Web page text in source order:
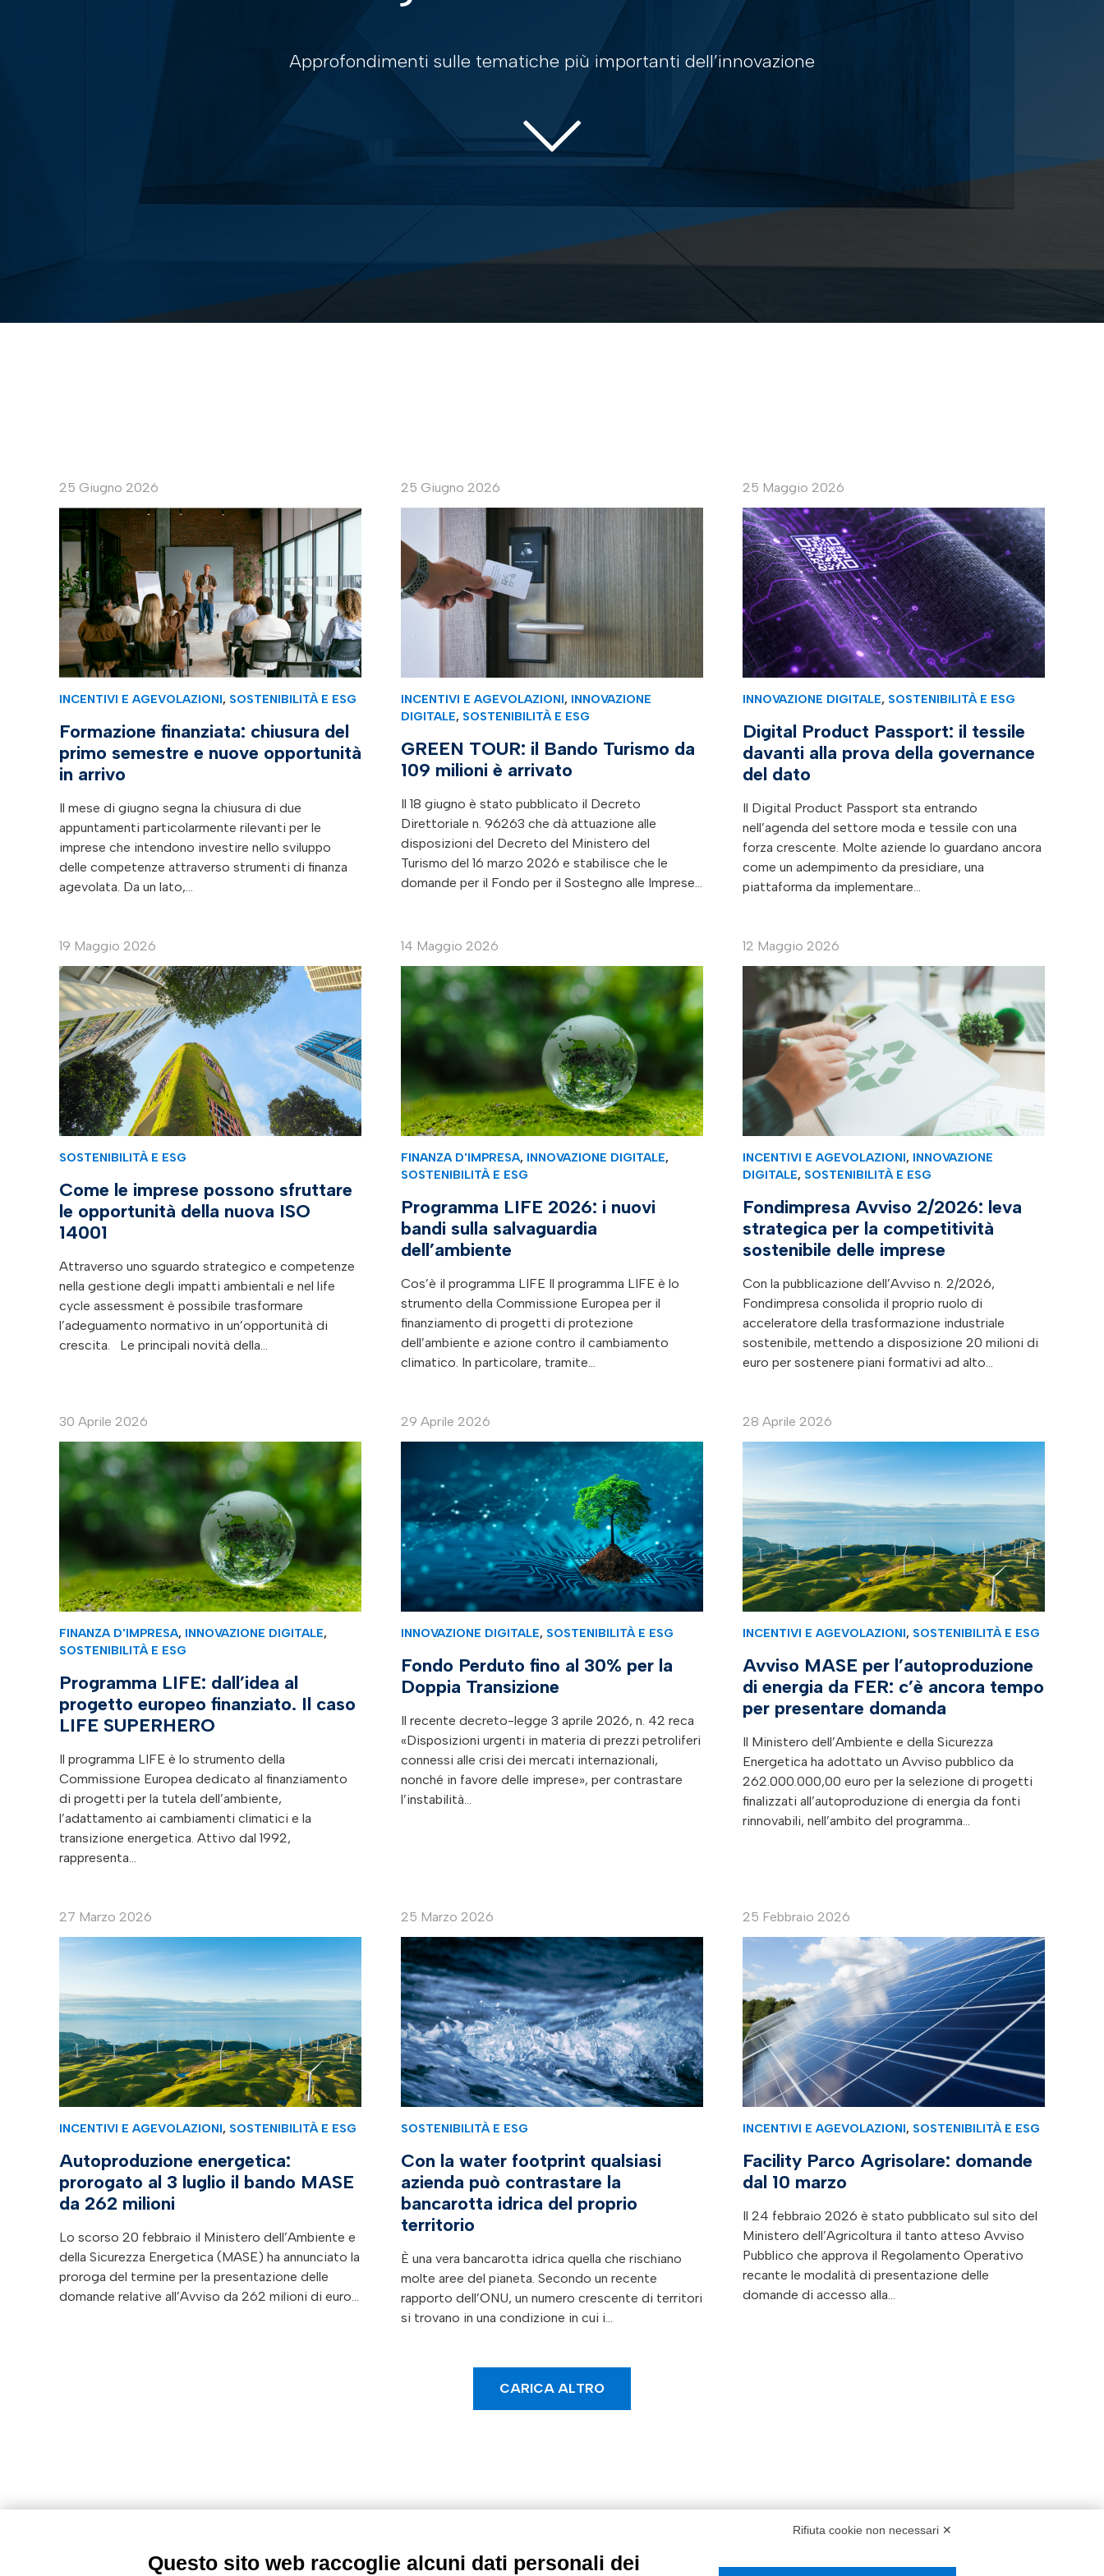
Approfondimenti sulle tematiche più importanti dell’innovazione
25 Giugno 2026
INCENTIVI E AGEVOLAZIONI, SOSTENIBILITÀ E ESG
Formazione finanziata: chiusura del
primo semestre e nuove opportunità
in arrivo
Il mese di giugno segna la chiusura di due
appuntamenti particolarmente rilevanti per le
imprese che intendono investire nello sviluppo
delle competenze attraverso strumenti di finanza
agevolata. Da un lato,…
25 Giugno 2026
INCENTIVI E AGEVOLAZIONI, INNOVAZIONE
DIGITALE, SOSTENIBILITÀ E ESG
GREEN TOUR: il Bando Turismo da
109 milioni è arrivato
Il 18 giugno è stato pubblicato il Decreto
Direttoriale n. 96263 che dà attuazione alle
disposizioni del Decreto del Ministero del
Turismo del 16 marzo 2026 e stabilisce che le
domande per il Fondo per il Sostegno alle Imprese…
25 Maggio 2026
INNOVAZIONE DIGITALE, SOSTENIBILITÀ E ESG
Digital Product Passport: il tessile
davanti alla prova della governance
del dato
Il Digital Product Passport sta entrando
nell’agenda del settore moda e tessile con una
forza crescente. Molte aziende lo guardano ancora
come un adempimento da presidiare, una
piattaforma da implementare…
19 Maggio 2026
SOSTENIBILITÀ E ESG
Come le imprese possono sfruttare
le opportunità della nuova ISO
14001
Attraverso uno sguardo strategico e competenze
nella gestione degli impatti ambientali e nel life
cycle assessment è possibile trasformare
l’adeguamento normativo in un’opportunità di
crescita. Le principali novità della…
14 Maggio 2026
FINANZA D'IMPRESA, INNOVAZIONE DIGITALE,
SOSTENIBILITÀ E ESG
Programma LIFE 2026: i nuovi
bandi sulla salvaguardia
dell’ambiente
Cos’è il programma LIFE Il programma LIFE è lo
strumento della Commissione Europea per il
finanziamento di progetti di protezione
dell’ambiente e azione contro il cambiamento
climatico. In particolare, tramite…
12 Maggio 2026
INCENTIVI E AGEVOLAZIONI, INNOVAZIONE
DIGITALE, SOSTENIBILITÀ E ESG
Fondimpresa Avviso 2/2026: leva
strategica per la competitività
sostenibile delle imprese
Con la pubblicazione dell’Avviso n. 2/2026,
Fondimpresa consolida il proprio ruolo di
acceleratore della trasformazione industriale
sostenibile, mettendo a disposizione 20 milioni di
euro per sostenere piani formativi ad alto…
30 Aprile 2026
FINANZA D'IMPRESA, INNOVAZIONE DIGITALE,
SOSTENIBILITÀ E ESG
Programma LIFE: dall’idea al
progetto europeo finanziato. Il caso
LIFE SUPERHERO
Il programma LIFE è lo strumento della
Commissione Europea dedicato al finanziamento
di progetti per la tutela dell’ambiente,
l’adattamento ai cambiamenti climatici e la
transizione energetica. Attivo dal 1992,
rappresenta…
29 Aprile 2026
INNOVAZIONE DIGITALE, SOSTENIBILITÀ E ESG
Fondo Perduto fino al 30% per la
Doppia Transizione
Il recente decreto-legge 3 aprile 2026, n. 42 reca
«Disposizioni urgenti in materia di prezzi petroliferi
connessi alle crisi dei mercati internazionali,
nonché in favore delle imprese», per contrastare
l’instabilità…
28 Aprile 2026
INCENTIVI E AGEVOLAZIONI, SOSTENIBILITÀ E ESG
Avviso MASE per l’autoproduzione
di energia da FER: c’è ancora tempo
per presentare domanda
Il Ministero dell’Ambiente e della Sicurezza
Energetica ha adottato un Avviso pubblico da
262.000.000,00 euro per la selezione di progetti
finalizzati all’autoproduzione di energia da fonti
rinnovabili, nell’ambito del programma…
27 Marzo 2026
INCENTIVI E AGEVOLAZIONI, SOSTENIBILITÀ E ESG
Autoproduzione energetica:
prorogato al 3 luglio il bando MASE
da 262 milioni
Lo scorso 20 febbraio il Ministero dell’Ambiente e
della Sicurezza Energetica (MASE) ha annunciato la
proroga del termine per la presentazione delle
domande relative all’Avviso da 262 milioni di euro…
25 Marzo 2026
SOSTENIBILITÀ E ESG
Con la water footprint qualsiasi
azienda può contrastare la
bancarotta idrica del proprio
territorio
È una vera bancarotta idrica quella che rischiano
molte aree del pianeta. Secondo un recente
rapporto dell’ONU, un numero crescente di territori
si trovano in una condizione in cui i…
25 Febbraio 2026
INCENTIVI E AGEVOLAZIONI, SOSTENIBILITÀ E ESG
Facility Parco Agrisolare: domande
dal 10 marzo
Il 24 febbraio 2026 è stato pubblicato sul sito del
Ministero dell’Agricoltura il tanto atteso Avviso
Pubblico che approva il Regolamento Operativo
recante le modalità di presentazione delle
domande di accesso alla…
CARICA ALTRO
Rifiuta cookie non necessari ✕
Questo sito web raccoglie alcuni dati personali dei